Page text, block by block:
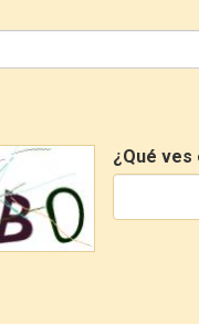
¿Qué